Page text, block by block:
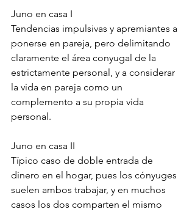
Juno en casa I
Tendencias impulsivas y apremiantes a
ponerse en pareja, pero delimitando
claramente el área conyugal de la
estrictamente personal, y a considerar
la vida en pareja como un
complemento a su propia vida
personal.
Juno en casa II
Típico caso de doble entrada de
dinero en el hogar, pues los cónyuges
suelen ambos trabajar, y en muchos
casos los dos comparten el mismo